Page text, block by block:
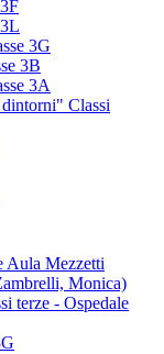
3G
3B
3A
Classi
Aula Mezzetti
Monica)
terze - Ospedale